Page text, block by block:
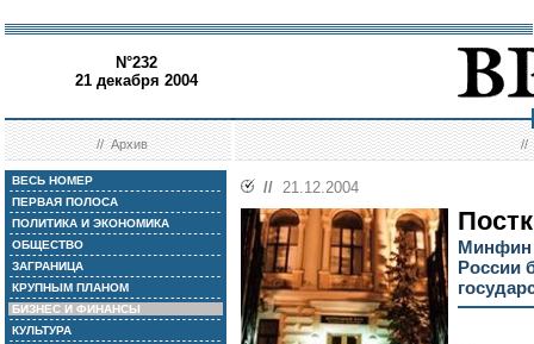
N°232
21 декабря 2004
//Архив //
ВЕСЬ НОМЕР
ПЕРВАЯ ПОЛОСА
ПОЛИТИКА И ЭКОНОМИКА
ОБЩЕСТВО
ЗАГРАНИЦА
КРУПНЫМ ПЛАНОМ
БИЗНЕС И ФИНАНСЫ
КУЛЬТУРА
// 21.12.2004
Минфин
России